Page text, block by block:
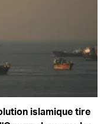
islamique tire